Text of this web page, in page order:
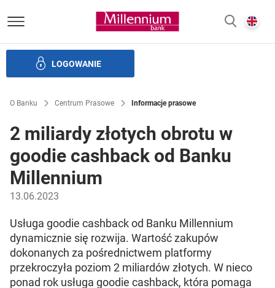
Bank Millennium homepage
LOGOWANIE
O Banku Centrum Prasowe Informacje prasowe
2 miliardy złotych obrotu w
goodie cashback od Banku
Millennium
13.06.2023
Usługa goodie cashback od Banku Millennium
dynamicznie się rozwija. Wartość zakupów
dokonanych za pośrednictwem platformy
przekroczyła poziom 2 miliardów złotych. W nieco
ponad rok usługa goodie cashback, która pomaga